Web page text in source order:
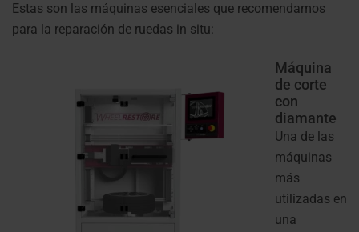
Estas son las máquinas esenciales que recomendamos
para la reparación de ruedas in situ:
Máquina
de corte
con
diamante
Una de las
máquinas
más
utilizadas en
una